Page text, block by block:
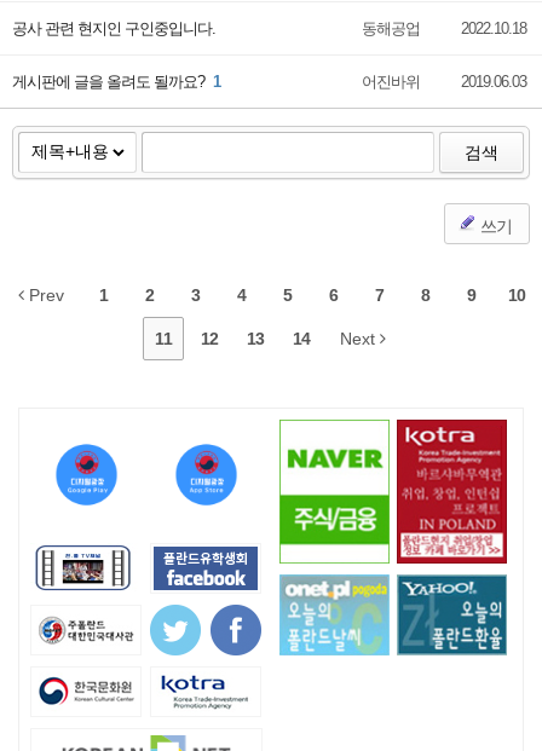
공사 관련 현지인 구인중입니다. 동해공업 2022.10.18
게시판에 글을 올려도 될까요? 1 어진바위 2019.06.03
검색
쓰기
Prev 1 2 3 4 5 6 7 8 9 10
11 12 13 14 Next